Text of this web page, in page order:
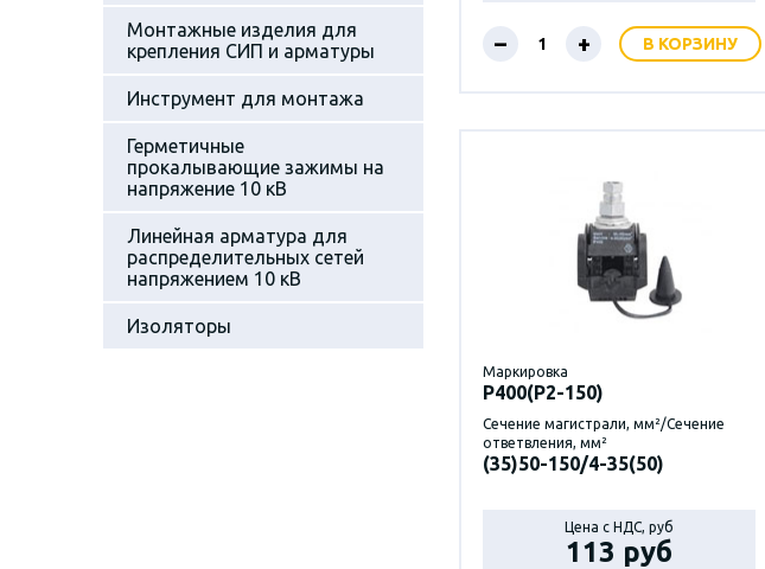
Монтажные изделия для
крепления СИП и арматуры
Инструмент для монтажа
Герметичные
прокалывающие зажимы на
напряжение 10 кВ
Линейная арматура для
распределительных сетей
напряжением 10 кВ
Изоляторы
– + В КОРЗИНУ
Маркировка
P400(Р2-150)
Сечение магистрали, мм²/Сечение
ответвления, мм²
(35)50-150/4-35(50)
Цена с НДС, руб
113 руб